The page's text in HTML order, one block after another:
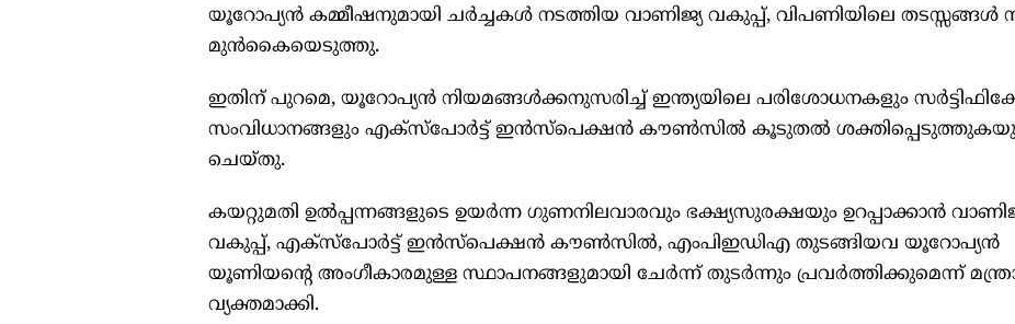
യൂറോപ്യന്‍ കമ്മീഷനുമായി ചര്‍ച്ചകള്‍ നടത്തിയ വാണിജ്യ വകുപ്പ്, വിപണിയിലെ തടസ്സങ്ങള്‍
മുന്‍കൈയെടുത്തു.
ഇതിന് പുറമെ, യൂറോപ്യന്‍ നിയമങ്ങള്‍ക്കനുസരിച്ച് ഇന്ത്യയിലെ പരിശോധനകളും
സംവിധാനങ്ങളും എക്‌സ്‌പോര്‍ട്ട് ഇന്‍സ്‌പെക്ഷന്‍ കൗണ്‍സില്‍ കൂടുതല്‍
ചെയ്തു.
കയറ്റുമതി ഉല്‍പ്പന്നങ്ങളുടെ ഉയര്‍ന്ന ഗുണനിലവാരവും ഭക്ഷ്യസുരക്ഷയും ഉറപ്പാക്കാന്‍
വകുപ്പ്, എക്‌സ്‌പോര്‍ട്ട് ഇന്‍സ്‌പെക്ഷന്‍ കൗണ്‍സില്‍, എംപിഇഡിഎ തുടങ്ങിയവ യൂറോപ്യന്‍
യൂണിയന്റെ അംഗീകാരമുള്ള സ്ഥാപനങ്ങളുമായി ചേര്‍ന്ന് തുടര്‍ന്നും പ്രവര്‍ത്തിക്കുമെന്ന്
വ്യക്തമാക്കി.